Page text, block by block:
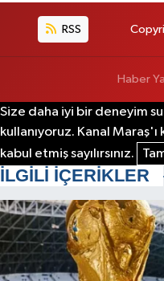
RSS
Haber
Size daha iyi bir deneyim
kullanıyoruz. Kanal
kabul etmiş sayılırsınız.